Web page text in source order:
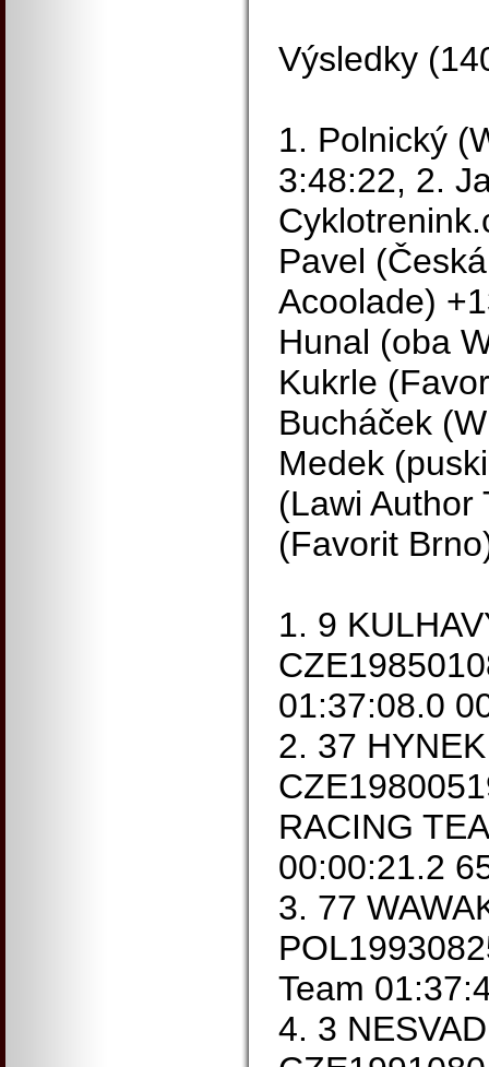
Výsledky
1. Polnický
3:48:22, 2.
Pavel
Acoolade)
Hunal (oba
Kukrle
Bucháček
Medek
(Lawi Author
(Favorit
1. 9
01:37:08.0
2. 37
RACING
00:00:21.2
3. 77
Team
4. 3